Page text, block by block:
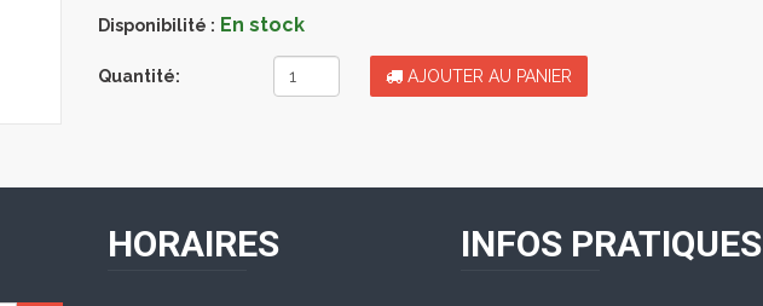
Disponibilité : En stock
Quantité: AJOUTER AU PANIER
HORAIRES INFOS PRATIQUES